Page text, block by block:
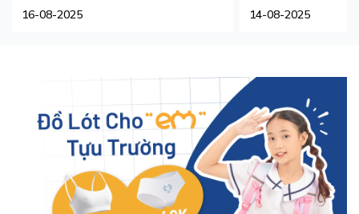
16-08-2025
14-08-2025